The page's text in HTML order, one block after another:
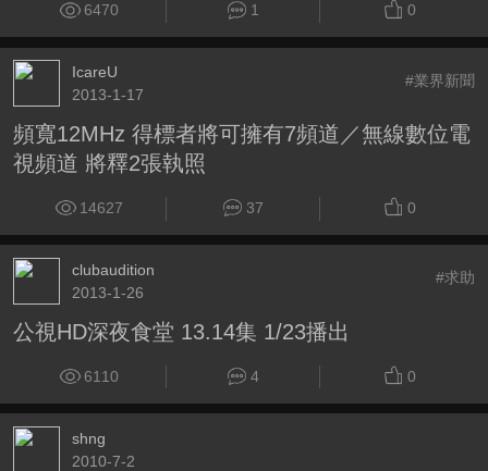
6470 1 0
IcareU
2013-1-17
#業界新聞
頻寬12MHz 得標者將可擁有7頻道／無線數位電
視頻道 將釋2張執照
14627 37 0
clubaudition
2013-1-26
#求助
公視HD深夜食堂 13.14集 1/23播出
6110 4 0
shng
2010-7-2